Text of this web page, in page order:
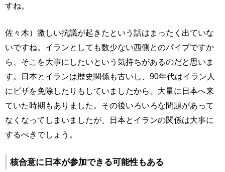
すね。
佐々木）激しい抗議が起きたという話はまったく出ていな
いですね。イランとしても数少ない西側とのパイプですか
ら、そこを大事にしたいという気持ちがあるのだと思いま
す。日本とイランは歴史関係も古いし、90年代はイラン人
にビザを免除したりもしていましたから、大量に日本へ来
ていた時期もありました。その後いろいろな問題があって
なくなってしまいましたが、日本とイランの関係は大事に
するべきでしょう。
核合意に日本が参加できる可能性もある